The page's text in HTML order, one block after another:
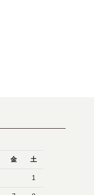
金 土
1